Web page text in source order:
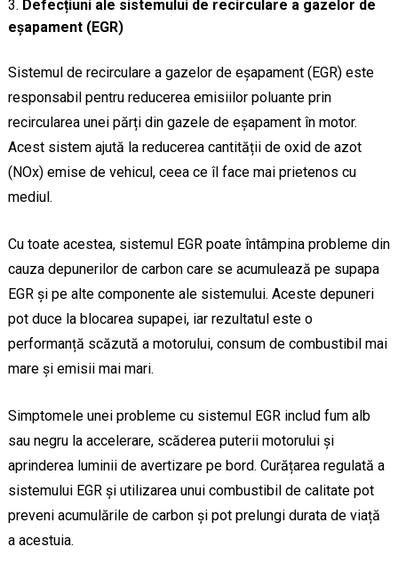
Defecțiuni ale sistemului de recirculare a gazelor de
eșapament (EGR)
Sistemul de recirculare a gazelor de eșapament (EGR) este
responsabil pentru reducerea emisiilor poluante prin
recircularea unei părți din gazele de eșapament în motor.
Acest sistem ajută la reducerea cantității de oxid de azot
(NOx) emise de vehicul, ceea ce îl face mai prietenos cu
mediul.
Cu toate acestea, sistemul EGR poate întâmpina probleme din
cauza depunerilor de carbon care se acumulează pe supapa
EGR și pe alte componente ale sistemului. Aceste depuneri
pot duce la blocarea supapei, iar rezultatul este o
performanță scăzută a motorului, consum de combustibil mai
mare și emisii mai mari.
Simptomele unei probleme cu sistemul EGR includ fum alb
sau negru la accelerare, scăderea puterii motorului și
aprinderea luminii de avertizare pe bord. Curățarea regulată a
sistemului EGR și utilizarea unui combustibil de calitate pot
preveni acumulările de carbon și pot prelungi durata de viață
a acestuia.